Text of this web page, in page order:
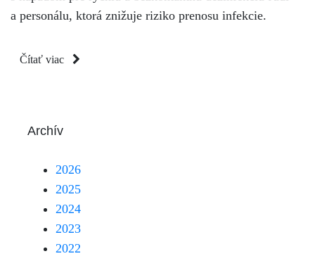
a personálu, ktorá znižuje riziko prenosu infekcie.
Čítať viac
Archív
2026
2025
2024
2023
2022